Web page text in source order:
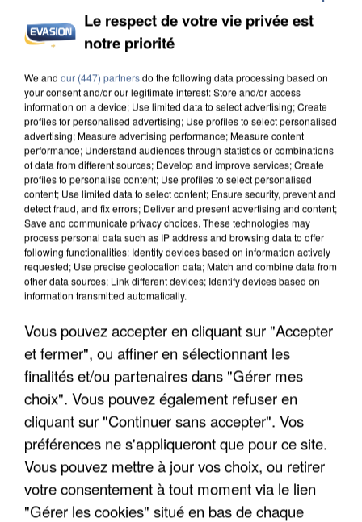
L’UN DES FONDATEURS SUPPOSÉS DE LA DZ
MAFIA INTERPELLÉ EN ALGÉRIE
UN SECOND CADRE DE LA DZ MAFIA
INTERPELLÉ EN ALGÉRIE
Le respect de votre vie privée est
notre priorité
We and our (447) partnersdo the following data processing based on
your consent and/or our legitimate interest: Store and/or access
information on a device; Use limited data to select advertising; Create
profiles for personalised advertising; Use profiles to select personalised
advertising; Measure advertising performance; Measure content
performance; Understand audiences through statistics or combinations
of data from different sources; Develop and improve services; Create
profiles to personalise content; Use profiles to select personalised
content; Use limited data to select content; Ensure security, prevent and
detect fraud, and fix errors; Deliver and present advertising and content;
Save and communicate privacy choices. These technologies may
process personal data such as IP address and browsing data to offer
following functionalities: Identify devices based on information actively
requested; Use precise geolocation data; Match and combine data from
other data sources; Link different devices; Identify devices based on
information transmitted automatically.
Vous pouvez accepter en cliquant sur "Accepter
et fermer", ou affiner en sélectionnant les
finalités et/ou partenaires dans "Gérer mes
choix". Vous pouvez également refuser en
cliquant sur "Continuer sans accepter". Vos
préférences ne s'appliqueront que pour ce site.
Vous pouvez mettre à jour vos choix, ou retirer
votre consentement à tout moment via le lien
"Gérer les cookies" situé en bas de chaque